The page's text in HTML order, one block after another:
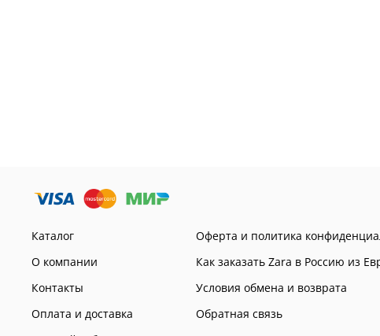
Каталог
О компании
Контакты
Оплата и доставка
Оферта и политика
Как заказать Zara в Россию из
Условия обмена и возврата
Обратная связь